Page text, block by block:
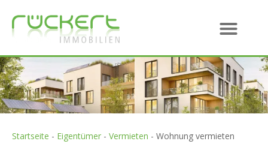
Startseite - Eigentümer - Vermieten - Wohnung vermieten